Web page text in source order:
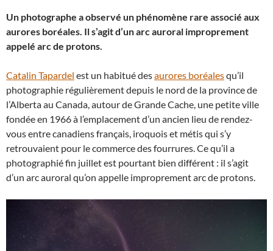
Un photographe a observé un phénomène rare associé aux
aurores boréales. Il s’agit d’un arc auroral improprement
appelé arc de protons.
Catalin Tapardel est un habitué desaurores boréalesqu’il
photographie régulièrement depuis le nord de la province de
l’Alberta au Canada, autour de Grande Cache, une petite ville
fondée en 1966 à l’emplacement d’un ancien lieu de rendez-
vous entre canadiens français, iroquois et métis qui s’y
retrouvaient pour le commerce des fourrures. Ce qu’il a
photographié fin juillet est pourtant bien différent : il s’agit
d’un arc auroral qu’on appelle improprement arc de protons.